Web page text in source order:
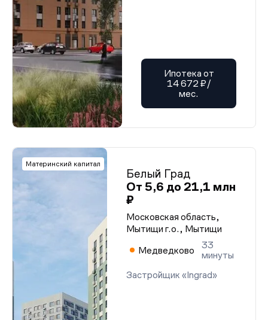
Ипотека от
14 672 ₽/
мес.
Материнский капитал
Белый Град
От 5,6 до 21,1 млн
₽
Московская область,
Мытищи г.о., Мытищи
Медведково
33
минуты
Застройщик «Ingrad»